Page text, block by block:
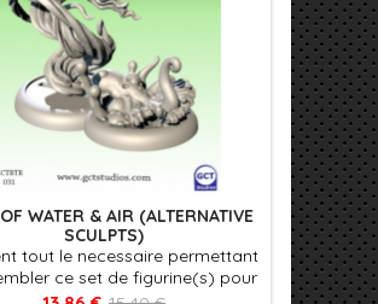
WATER & AIR (ALTERNATIVE
SCULPTS)
tout le necessaire permettant
ce set de figurine(s) pour
Bushido, produit fournies avec
le jeu